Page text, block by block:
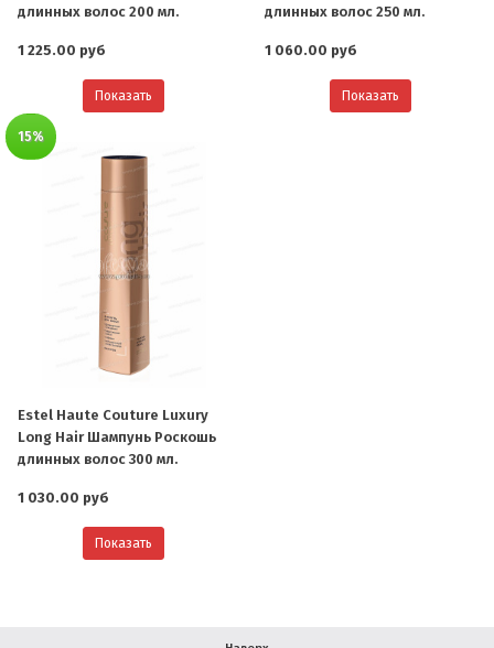
длинных волос 200 мл.
1 225.00 руб
Показать
длинных волос 250 мл.
1 060.00 руб
Показать
15%
Estel Haute Couture Luxury
Long Hair Шампунь Роскошь
длинных волос 300 мл.
1 030.00 руб
Показать
О компании
Ваша скидка
Доставка
Форма обратной связи